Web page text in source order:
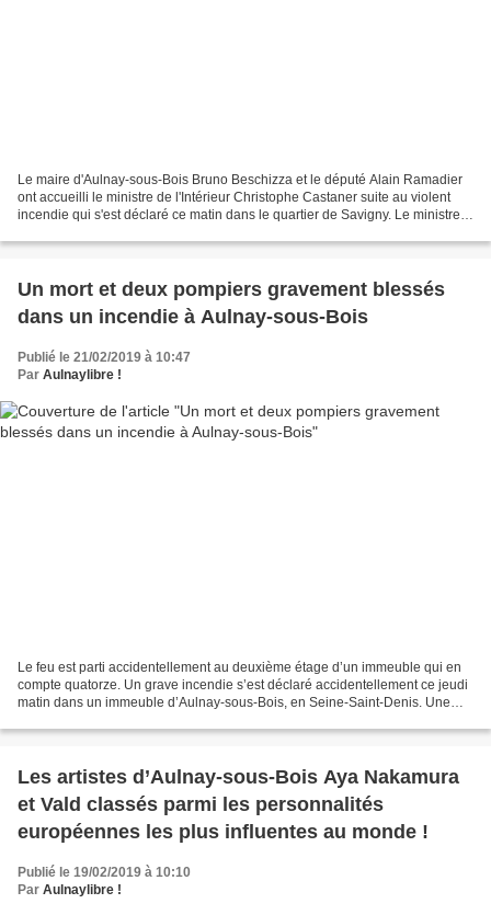
Le maire d'Aulnay-sous-Bois Bruno Beschizza et le député Alain Ramadier
ont accueilli le ministre de l'Intérieur Christophe Castaner suite au violent
incendie qui s'est déclaré ce matin dans le quartier de Savigny. Le ministre
Un mort et deux pompiers gravement blessés
dans un incendie à Aulnay-sous-Bois
Publié le 21/02/2019 à 10:47
Par Aulnaylibre !
Le feu est parti accidentellement au deuxième étage d’un immeuble qui en
compte quatorze. Un grave incendie s’est déclaré accidentellement ce jeudi
matin dans un immeuble d’Aulnay-sous-Bois, en Seine-Saint-Denis. Une
Les artistes d’Aulnay-sous-Bois Aya Nakamura
et Vald classés parmi les personnalités
européennes les plus influentes au monde !
Publié le 19/02/2019 à 10:10
Par Aulnaylibre !